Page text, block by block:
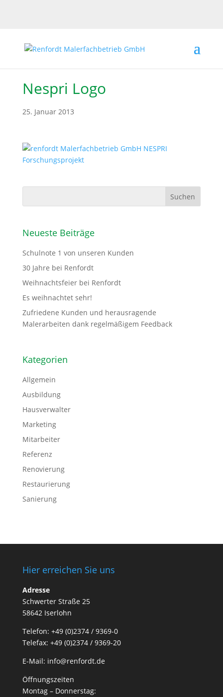
Nespri Logo
25. Januar 2013
Neueste Beiträge
Schulnote 1 von unseren Kunden
30 Jahre bei Renfordt
Weihnachtsfeier bei Renfordt
Es weihnachtet sehr!
Zufriedene Kunden und herausragende
Malerarbeiten dank regelmäßigem Feedback
Kategorien
Allgemein
Ausbildung
Hausverwalter
Marketing
Mitarbeiter
Referenz
Renovierung
Restaurierung
Sanierung
Hier erreichen Sie uns
Adresse
Schwerter Straße 25
58642 Iserlohn
Telefon: +49 (0)2374 / 9369-0
Telefax: +49 (0)2374 / 9369-20
E-Mail: info@renfordt.de
Öffnungszeiten
Montag – Donnerstag: